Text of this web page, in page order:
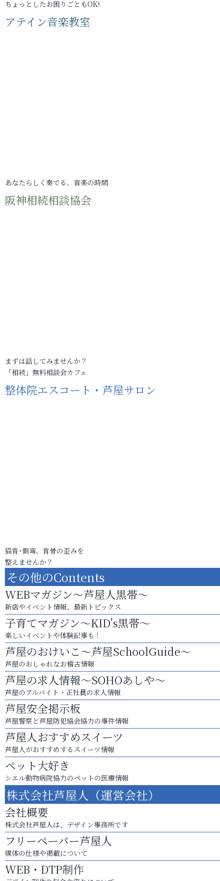
ちょっとしたお困りごともOK!
アテイン音楽教室
あなたらしく奏でる、音楽の時間
阪神相続相談協会
まずは話してみませんか？
「相続」無料相談会カフェ
整体院エスコート・芦屋サロン
猫背･側弯、背骨の歪みを
整えませんか？
その他のContents
WEBマガジン～芦屋人黒帯～
新店やイベント情報、最新トピックス
子育てマガジン～KID's黒帯～
楽しいイベントや体験記事も！
芦屋のおけいこ～芦屋SchoolGuide～
芦屋のおしゃれなお稽古情報
芦屋の求人情報～SOHOあしや～
芦屋のアルバイト・正社員の求人情報
芦屋安全掲示板
芦屋警察と芦屋防犯協会協力の事件情報
芦屋人おすすめスイーツ
芦屋人がおすすめするスイーツ情報
ペット大好き
シエル動物病院協力のペットの医療情報
株式会社芦屋人（運営会社）
会社概要
株式会社芦屋人は、デザイン事務所です
フリーペーパー芦屋人
媒体の仕様や掲載について
WEB・DTP制作